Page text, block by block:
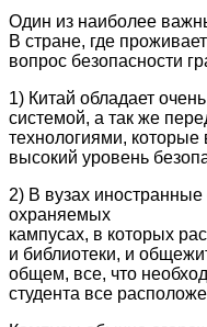
Один из наиболее
В стране, где
вопрос безопасности
1) Китай обладает
системой, а так же
технологиями, которые
высокий уровень
2) В вузах
охраняемых
кампусах, в которых
и библиотеки, и
общем, все, что
студента все